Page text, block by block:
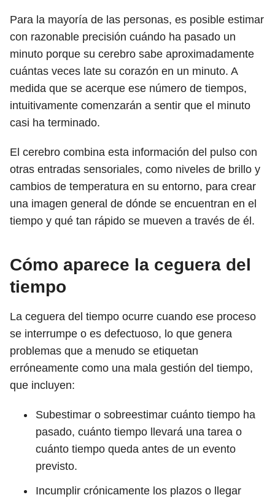
Para la mayoría de las personas, es posible estimar
con razonable precisión cuándo ha pasado un
minuto porque su cerebro sabe aproximadamente
cuántas veces late su corazón en un minuto. A
medida que se acerque ese número de tiempos,
intuitivamente comenzarán a sentir que el minuto
casi ha terminado.
El cerebro combina esta información del pulso con
otras entradas sensoriales, como niveles de brillo y
cambios de temperatura en su entorno, para crear
una imagen general de dónde se encuentran en el
tiempo y qué tan rápido se mueven a través de él.
Cómo aparece la ceguera del
tiempo
La ceguera del tiempo ocurre cuando ese proceso
se interrumpe o es defectuoso, lo que genera
problemas que a menudo se etiquetan
erróneamente como una mala gestión del tiempo,
que incluyen:
Subestimar o sobreestimar cuánto tiempo ha
pasado, cuánto tiempo llevará una tarea o
cuánto tiempo queda antes de un evento
previsto.
Incumplir crónicamente los plazos o llegar